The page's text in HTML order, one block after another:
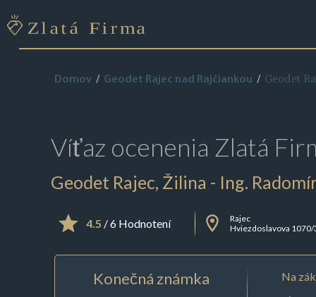
Domov Geodet Rajec nad Rajčiankou Geodet
Víťaz ocenenia Zlatá
Geodet Rajec, Žilina - Ing.
4.5 / 6 Hodnotení
Rajec
Hviezdoslavova 1070/
Konečná známka Na